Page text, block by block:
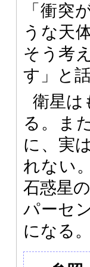
「衝突
うな天
そう考
す」と
衛星は
る。ま
に、実
れない
石惑星
パーセ
になる。